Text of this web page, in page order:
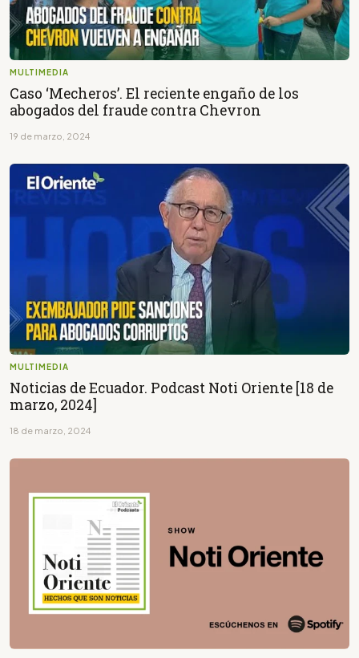
MULTIMEDIA
Caso ‘Mecheros’. El reciente engaño de los
abogados del fraude contra Chevron
19 de marzo, 2024
MULTIMEDIA
Noticias de Ecuador. Podcast Noti Oriente [18 de
marzo, 2024]
18 de marzo, 2024